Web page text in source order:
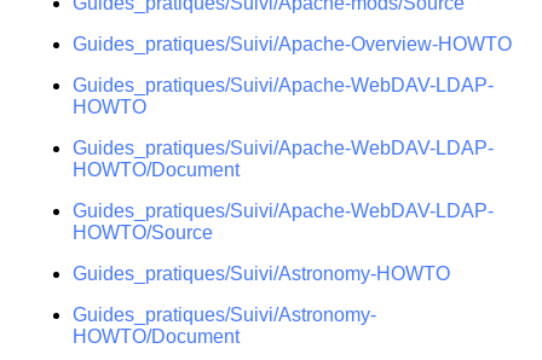
Guides_pratiques/Suivi/Apache-Overview-HOWTO
Guides_pratiques/Suivi/Apache-WebDAV-LDAP-
HOWTO
Guides_pratiques/Suivi/Apache-WebDAV-LDAP-
HOWTO/Document
Guides_pratiques/Suivi/Apache-WebDAV-LDAP-
HOWTO/Source
Guides_pratiques/Suivi/Astronomy-HOWTO
Guides_pratiques/Suivi/Astronomy-
HOWTO/Document